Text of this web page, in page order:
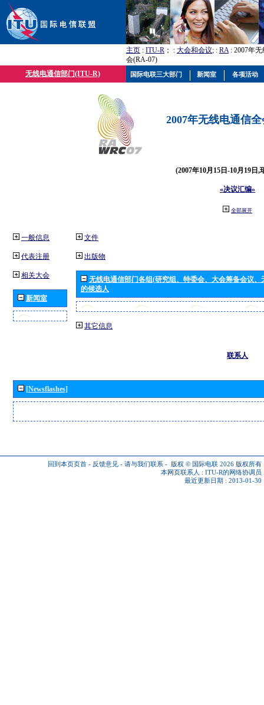
主页 : ITU-R ； : 大会和会议; : RA: 2007年
会(RA-07)
无线电通信部门(ITU-R)
2007年无线电通信
(2007年10月15日-10月19日,
«决议汇编»
全部展开
一般信息
代表注册
相关大会
新闻室
文件
出版物
无线电通信部门各组(研究组、特委会、大会筹备会议
的候选人
其它信息
联系人
[Newsflashes]
回到本页页首 - 反馈意见 - 请与我们联系 - 版权 © 国际电联 2026 版权所有
本网页联系人 : ITU-R的网络协调员
最近更新日期 : 2013-01-30
国际电联三大部门 新闻室 各项活动